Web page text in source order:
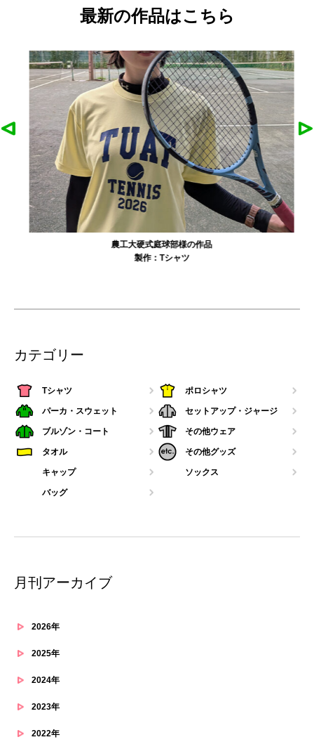
最新の作品はこちら
農工大硬式庭球部様の作品
製作：Tシャツ
カテゴリー
Tシャツ ポロシャツ
パーカ・スウェット セットアップ・ジャージ
ブルゾン・コート その他ウェア
タオル その他グッズ
キャップ ソックス
バッグ
月刊アーカイブ
2026年
2025年
2024年
2023年
2022年